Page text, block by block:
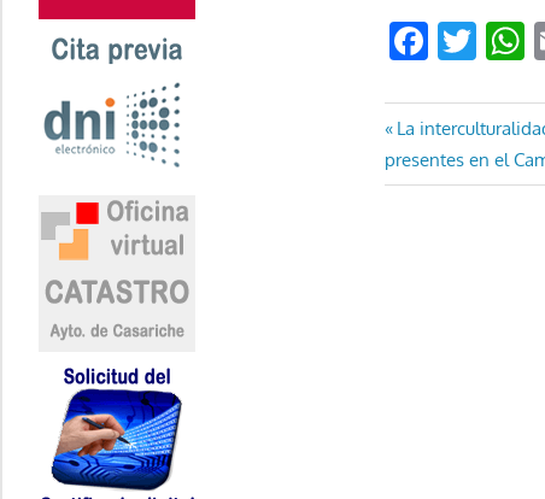
de
Entrada
anterior:
La
presentes en el